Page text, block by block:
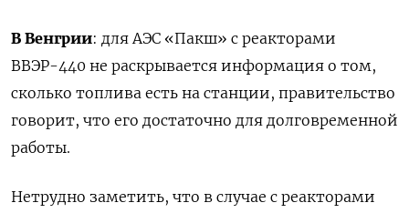
В Венгрии: для АЭС «Пакш» с реакторами
ВВЭР-440 не раскрывается информация о том,
сколько топлива есть на станции, правительство
говорит, что его достаточно для долговременной
работы.
Нетрудно заметить, что в случае с реакторами